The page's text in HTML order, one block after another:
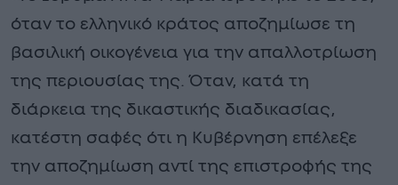
όταν το ελληνικό κράτος αποζημίωσε τη
βασιλική οικογένεια για την απαλλοτρίωση
της περιουσίας της. Όταν, κατά τη
διάρκεια της δικαστικής διαδικασίας,
κατέστη σαφές ότι η Κυβέρνηση επέλεξε
την αποζημίωση αντί της επιστροφής της